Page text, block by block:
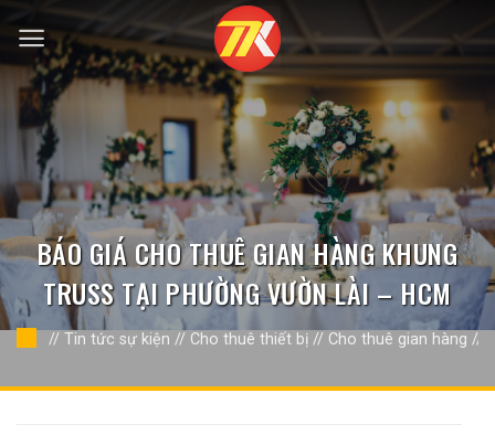
qua
nội
dung
BÁO GIÁ CHO THUÊ GIAN HÀNG KHUNG
TRUSS TẠI PHƯỜNG VƯỜN LÀI – HCM
// Tin tức sự kiện // Cho thuê thiết bị // Cho thuê gian hàng //